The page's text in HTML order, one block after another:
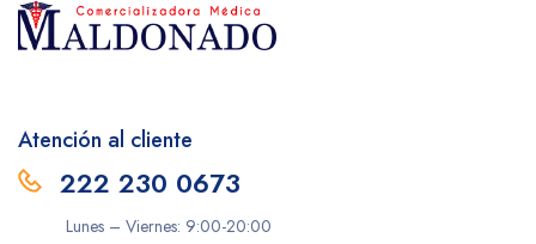
Atención al cliente
222 230 0673
Lunes – Viernes: 9:00-20:00